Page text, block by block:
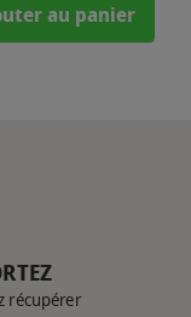
au panier
récupérer